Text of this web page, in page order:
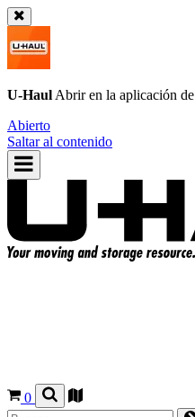
U-Haul Abrir en la aplicación de
Abierto
Saltar al contenido
0